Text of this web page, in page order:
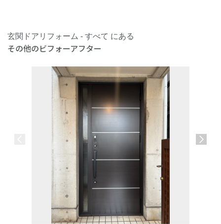
玄関ドアリフォーム - すべて にある
その他のビフォーアフター